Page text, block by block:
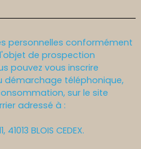
personnelles conformément
l'objet de prospection
pouvez vous inscrire
téléphonique,
sur le site
adressé à :
BLOIS CEDEX.